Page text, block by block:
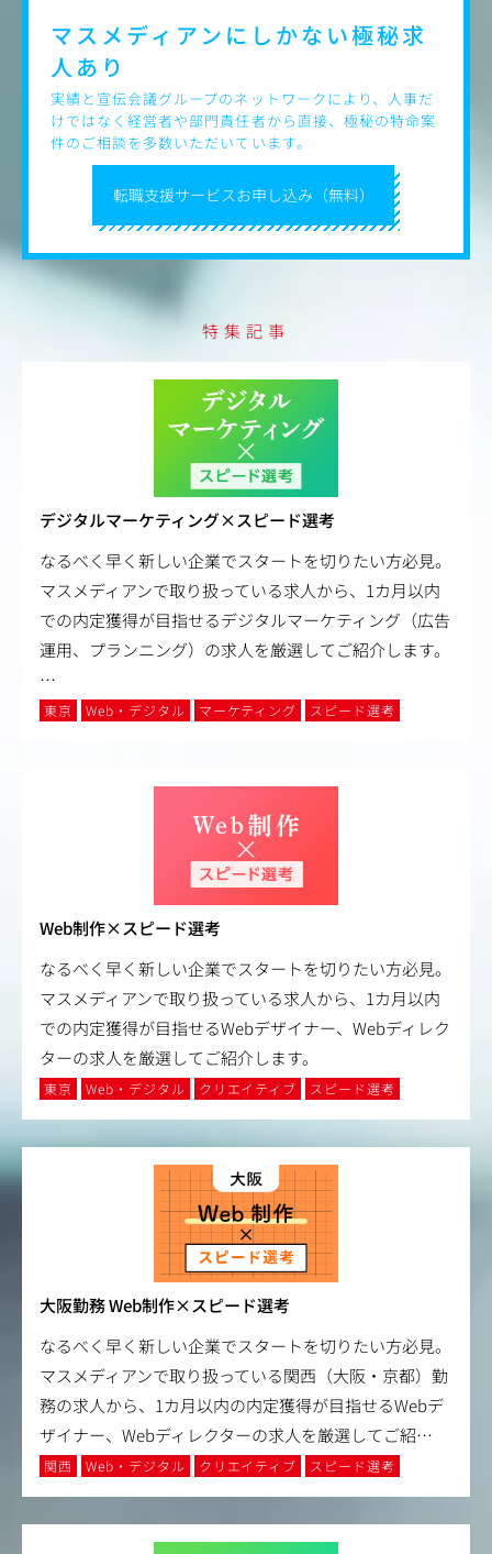
【キャリアプラン】
広告事業のプロフェッショナルを目指すという一つのスペ
シャリストキャリアや、
イベント事業領域やHR領域の営業など、将来的に幅広いキ
ャリアパスが可能
（異動・出向によるキャリア形成、グループ内外において
転職支援サービスお申し込み（無料）
マスメディアンにしかない極秘求
人あり
実績と宣伝会議グループのネットワークにより、人事だ
けではなく経営者や部門責任者から直接、極秘の特命案
件のご相談を多数いただいています。
特集記事
デジタルマーケティング×スピード選考
なるべく早く新しい企業でスタートを切りたい方必見。
マスメディアンで取り扱っている求人から、1カ月以内
での内定獲得が目指せるデジタルマーケティング（広告
運用、プランニング）の求人を厳選してご紹介します。
…
東京 Web・デジタル マーケティング スピード選考
Web制作×スピード選考
なるべく早く新しい企業でスタートを切りたい方必見。
マスメディアンで取り扱っている求人から、1カ月以内
での内定獲得が目指せるWebデザイナー、Webディレク
ターの求人を厳選してご紹介します。
東京 Web・デジタル クリエイティブ スピード選考
大阪勤務 Web制作×スピード選考
なるべく早く新しい企業でスタートを切りたい方必見。
マスメディアンで取り扱っている関西（大阪・京都）勤
務の求人から、1カ月以内の内定獲得が目指せるWebデ
ザイナー、Webディレクターの求人を厳選してご紹…
関西 Web・デジタル クリエイティブ スピード選考